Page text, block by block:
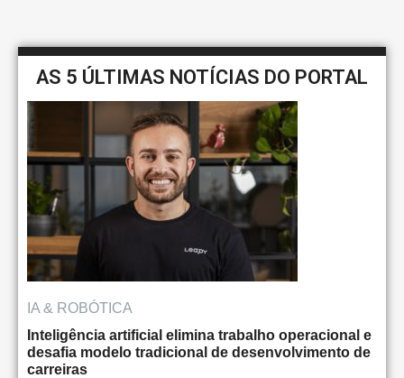
AS 5 ÚLTIMAS NOTÍCIAS DO PORTAL
IA & ROBÓTICA
Inteligência artificial elimina trabalho operacional e
desafia modelo tradicional de desenvolvimento de
carreiras